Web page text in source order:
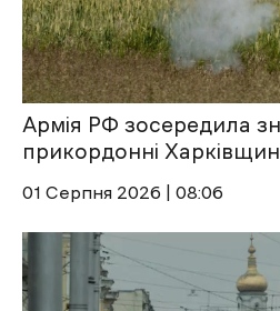
Армія РФ зосередила
прикордонні
01 Cерпня 2026 | 08:06